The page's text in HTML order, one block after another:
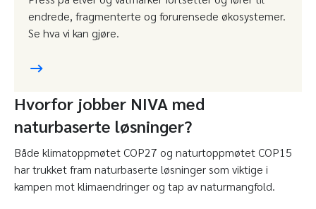
endrede, fragmenterte og forurensede økosystemer.
Se hva vi kan gjøre.
Hvorfor jobber NIVA med
naturbaserte løsninger?
Både klimatoppmøtet COP27 og naturtoppmøtet COP15
har trukket fram naturbaserte løsninger som viktige i
kampen mot klimaendringer og tap av naturmangfold.